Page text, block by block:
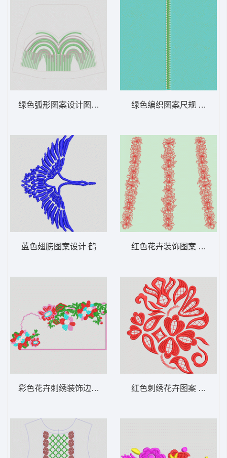
绿色弧形图案设计图 裙 珠片
蓝色翅膀图案设计 鹤
彩色花卉刺绣装饰边框 靓花
绿色编织图案尺规 条码
红色花卉装饰图案 花条
红色刺绣花卉图案 曲线